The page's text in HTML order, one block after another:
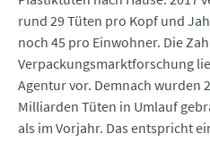
rund 29 Tüten pro Kopf und
noch 45 pro Einwohner. Die
Verpackungsmarktforschung
Agentur vor. Demnach wurden
Milliarden Tüten in Umlauf
als im Vorjahr. Das entspricht